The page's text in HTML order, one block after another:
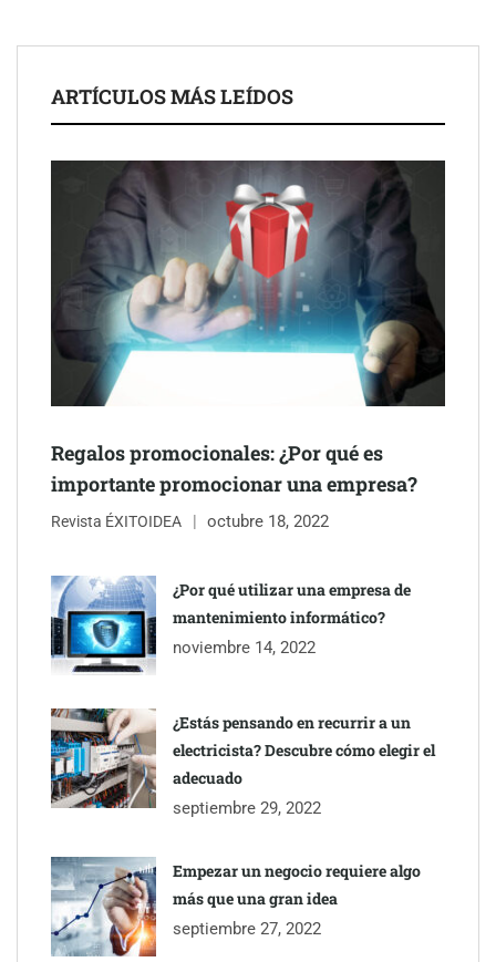
La luz roja, el nuevo aftersun, actúa en la recuperación de la piel
Eulalia Roig lanza ‘The Journal’, una revista digital mensual de
entrevistas y fotografía editorial
inmobiliarios: hasta 82% de ahorro por cobro
Gestoría Online reduce a unas horas el alta de autónomo
ARTÍCULOS MÁS LEÍDOS
Regalos promocionales: ¿Por qué es
importante promocionar una empresa?
Revista ÉXITOIDEA octubre 18, 2022
¿Por qué utilizar una empresa de
mantenimiento informático?
noviembre 14, 2022
¿Estás pensando en recurrir a un
electricista? Descubre cómo elegir el
adecuado
septiembre 29, 2022
Empezar un negocio requiere algo
más que una gran idea
septiembre 27, 2022